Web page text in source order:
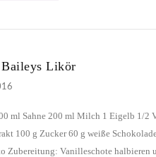
Likör
ml Sahne 200 ml Milch 1 Eigelb 1/2
100 g Zucker 60 g weiße
Zubereitung: Vanilleschote halbieren